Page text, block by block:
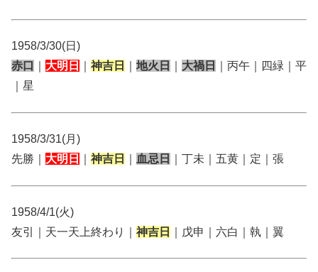
1958/3/30(日)
赤口
大明日 神吉日 地火日 大禍日
｜丙午｜四緑｜平
｜星
1958/3/31(月)
先勝｜ 大明日 神吉日 血忌日 ｜丁未｜五黄｜定｜張
1958/4/1(火)
友引｜天一天上終わり｜ 神吉日 ｜戊申｜六白｜執｜翼